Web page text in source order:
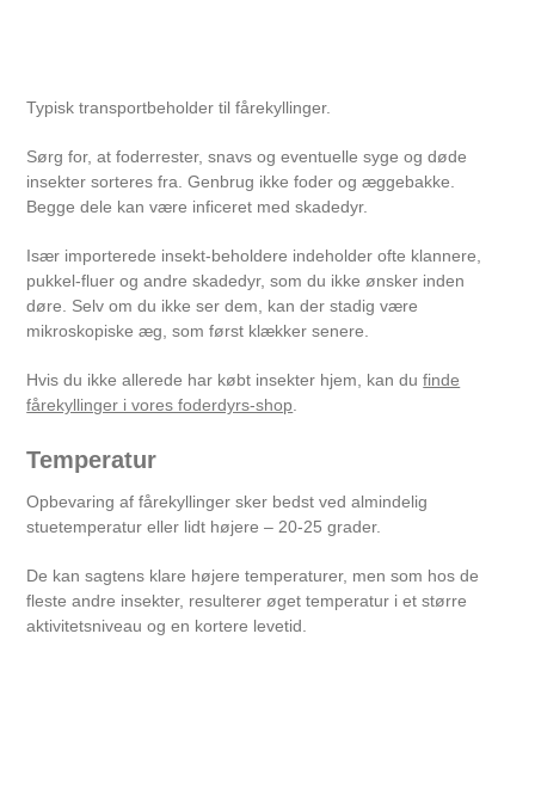
Typisk transportbeholder til fårekyllinger.
Sørg for, at foderrester, snavs og eventuelle syge og døde
insekter sorteres fra. Genbrug ikke foder og æggebakke.
Begge dele kan være inficeret med skadedyr.
Især importerede insekt-beholdere indeholder ofte klannere,
pukkel-fluer og andre skadedyr, som du ikke ønsker inden
døre. Selv om du ikke ser dem, kan der stadig være
mikroskopiske æg, som først klækker senere.
Hvis du ikke allerede har købt insekter hjem, kan dufinde
fårekyllinger i vores foderdyrs-shop.
Temperatur
Opbevaring af fårekyllinger sker bedst ved almindelig
stuetemperatur eller lidt højere – 20-25 grader.
De kan sagtens klare højere temperaturer, men som hos de
fleste andre insekter, resulterer øget temperatur i et større
aktivitetsniveau og en kortere levetid.